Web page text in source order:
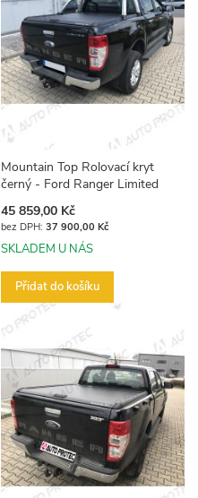
Mountain Top Rolovací kryt
černý - Ford Ranger Limited
45 859,00 Kč
37 900,00 Kč
SKLADEM U NÁS
Přidat do košíku